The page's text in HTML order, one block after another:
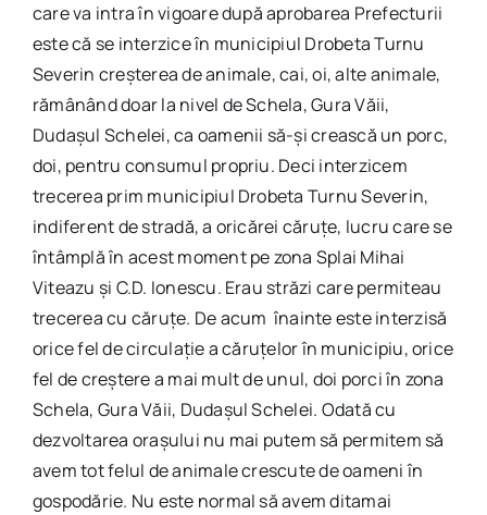
care va intra în vigoare după aprobarea Prefecturii
este că se interzice în municipiul Drobeta Turnu
Severin creșterea de animale, cai, oi, alte animale,
rămânând doar la nivel de Schela, Gura Văii,
Dudașul Schelei, ca oamenii să-și crească un porc,
doi, pentru consumul propriu. Deci interzicem
trecerea prim municipiul Drobeta Turnu Severin,
indiferent de stradă, a oricărei căruțe, lucru care se
întâmplă în acest moment pe zona Splai Mihai
Viteazu și C.D. Ionescu. Erau străzi care permiteau
trecerea cu căruțe. De acum înainte este interzisă
orice fel de circulație a căruțelor în municipiu, orice
fel de creștere a mai mult de unul, doi porci în zona
Schela, Gura Văii, Dudașul Schelei. Odată cu
dezvoltarea orașului nu mai putem să permitem să
avem tot felul de animale crescute de oameni în
gospodărie. Nu este normal să avem ditamai